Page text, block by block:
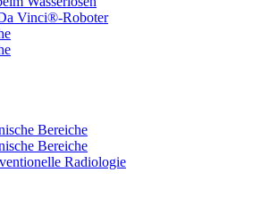
Vinci®-Roboter
Bereiche
Bereiche
Radiologie